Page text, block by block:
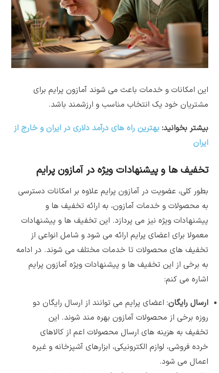
این امکانات و خدمات باعث می شوند آمازون پرایم برای
مشتریان خود یک انتخاب مناسب و ارزشمند باشد.
بیشتر بخوانید:بهترین راه های درآمد دلاری در ایران و خارج از
ایران
تخفیف ها و پیشنهادات ویژه در آمازون پرایم
بطور کلی، عضویت در آمازون پرایم علاوه بر امکانات دسترسی
به محصولات و خدمات آمازون، به ارائه تخفیف ها و
پیشنهادات ویژه نیز می پردازد. این تخفیف ها و پیشنهادات
معمولا برای اعضای پرایم ارائه می شود و شامل انواعی از
تخفیف های محصولات تا خدمات مختلف می شوند. در ادامه
به برخی از این تخفیف ها و پیشنهادات ویژه آمازون پرایم
اشاره می کنم:
ارسال رایگان: اعضای پرایم می توانند از ارسال رایگان دو
روزه برخی از محصولات آمازون بهره مند شوند. این
تخفیف به هزینه های ارسال محصولات اعم از کالاهای
خرده فروشی، لوازم الکترونیکی، ابزارهای آشپزخانه و غیره
اعمال می شود.